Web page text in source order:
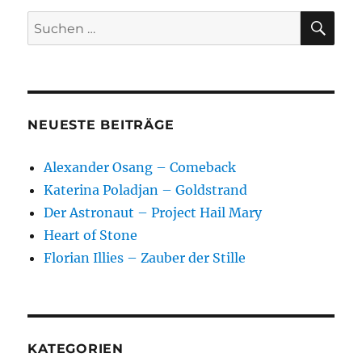
Suchen
nach:
NEUESTE BEITRÄGE
Alexander Osang – Comeback
Katerina Poladjan – Goldstrand
Der Astronaut – Project Hail Mary
Heart of Stone
Florian Illies – Zauber der Stille
KATEGORIEN